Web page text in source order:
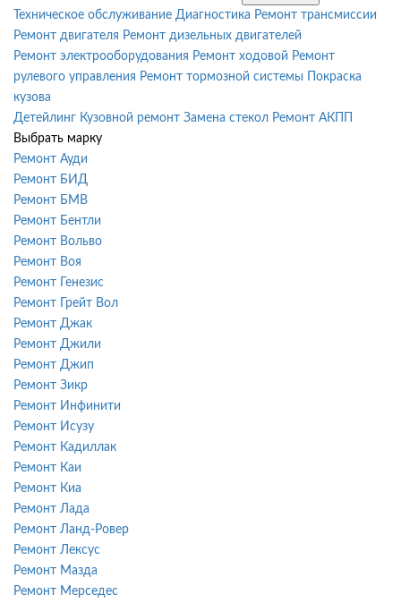
Техническое обслуживание Диагностика Ремонт трансмиссии
Ремонт двигателя Ремонт дизельных двигателей
Ремонт электрооборудования Ремонт ходовой Ремонт
рулевого управления Ремонт тормозной системы
Покраска
кузова
Детейлинг Кузовной ремонт Замена стекол Ремонт АКПП
Выбрать марку
Ремонт Ауди
Ремонт БИД
Ремонт БМВ
Ремонт Бентли
Ремонт Вольво
Ремонт Воя
Ремонт Генезис
Ремонт Грейт Вол
Ремонт Джак
Ремонт Джили
Ремонт Джип
Ремонт Зикр
Ремонт Инфинити
Ремонт Исузу
Ремонт Кадиллак
Ремонт Каи
Ремонт Киа
Ремонт Лада
Ремонт Ланд-Ровер
Ремонт Лексус
Ремонт Мазда
Ремонт Мерседес